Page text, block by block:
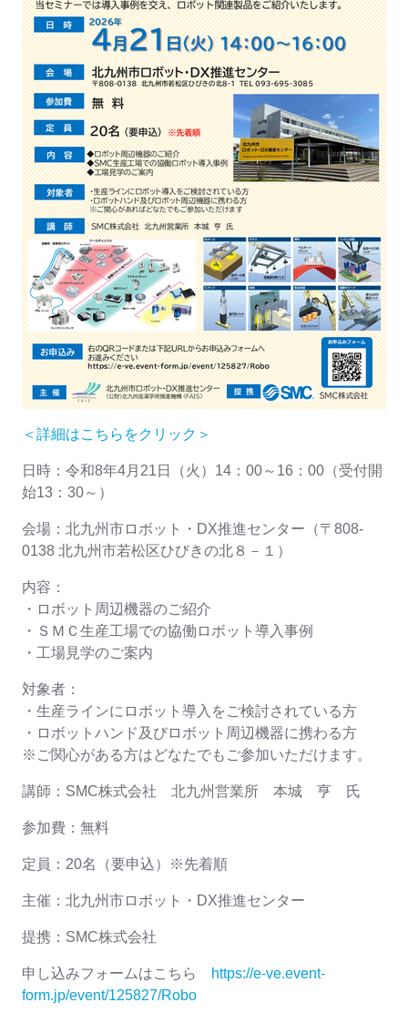
＜詳細はこちらをクリック＞
日時：令和8年4月21日（火）14：00～16：00（受付開
始13：30～）
会場：北九州市ロボット・DX推進センター（〒808-
0138 北九州市若松区ひびきの北８－１）
内容：
・ロボット周辺機器のご紹介
・ＳＭＣ生産工場での協働ロボット導入事例
・工場見学のご案内
対象者：
・生産ラインにロボット導入をご検討されている方
・ロボットハンド及びロボット周辺機器に携わる方
※ご関心がある方はどなたでもご参加いただけます。
講師：SMC株式会社 北九州営業所 本城 亨 氏
参加費：無料
定員：20名（要申込）※先着順
主催：北九州市ロボット・DX推進センター
提携：SMC株式会社
申し込みフォームはこちら
https://e-ve.event-
form.jp/event/125827/Robo